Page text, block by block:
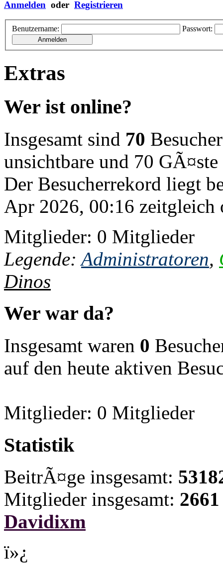
Anmelden oder Registrieren
Benutzername: Passwort:
Extras
Wer ist online?
Insgesamt sind 70
unsichtbare und 70 GÃ¤ste
Der Besucherrekord liegt
Apr 2026, 00:16 zeitgleich
Mitglieder: 0 Mitglieder
Legende: Administratoren,
Dinos
Wer war da?
Insgesamt waren 0
auf den heute aktiven
Mitglieder: 0 Mitglieder
Statistik
BeitrÃ¤ge insgesamt:
Mitglieder insgesamt: 2661
Davidixm
ï»¿